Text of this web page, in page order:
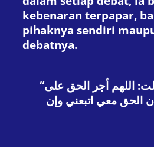
kebenaran terpapar,
pihaknya sendiri
debatnya.
“ما ناظرت أحدا إلا قلت: اللهم أجر الحق على
الحق معي اتبعني وإن